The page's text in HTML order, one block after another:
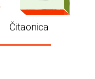
Čitaonica